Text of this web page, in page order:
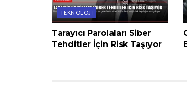
TEKNOLOJI
Tarayıcı Parolaları Siber
Tehditler İçin Risk Taşıyor